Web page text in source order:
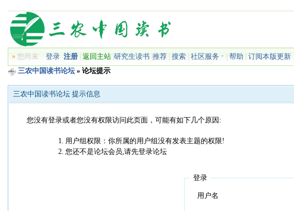
» 您尚未登录 注册 |返回主站 |研究生读书 |推荐 |搜索 |社区服务 |帮助 |订阅本版更新
三农中国读书论坛 » 论坛提示
三农中国读书论坛 提示信息
您没有登录或者您没有权限访问此页面，可能有如下几个原因:
用户组权限：你所属的用户组没有发表主题的权限!
您还不是论坛会员,请先登录论坛
登录
用户名